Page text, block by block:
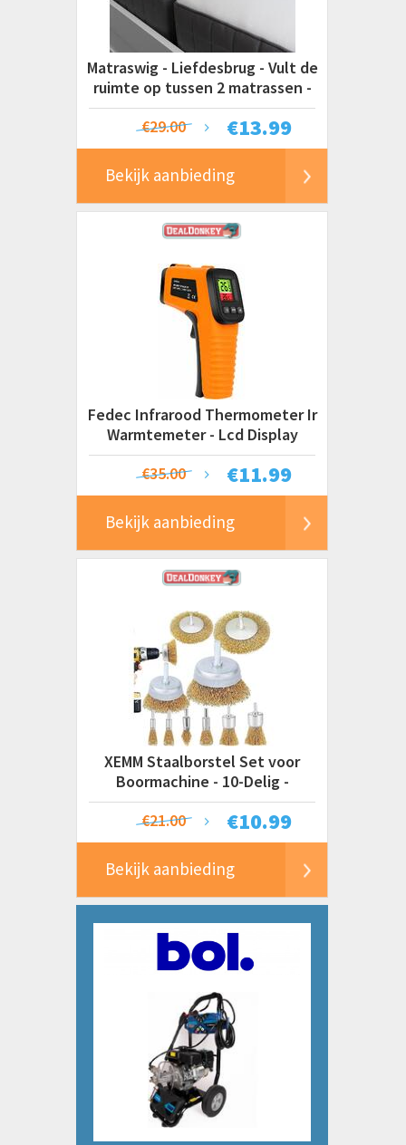
Matraswig - Liefdesbrug - Vult de
ruimte op tussen 2 matrassen -
200 x 15 x 7 cm
€13.99
€29.00
Bekijk aanbieding
Fedec Infrarood Thermometer Ir
Warmtemeter - Lcd Display
€11.99
€35.00
Bekijk aanbieding
XEMM Staalborstel Set voor
Boormachine - 10-Delig -
Draadborstel / Schuurborstel /
Roestverwijderaar
€10.99
€21.00
Bekijk aanbieding